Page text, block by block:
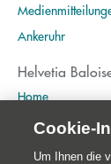
Ankeruhr
Helvetia
Home
Publikationen
Nachhaltigkeit
Cookie-
Um Ihnen die